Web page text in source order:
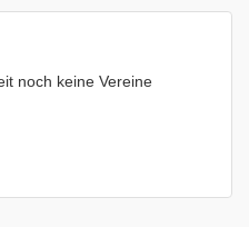
noch keine Vereine